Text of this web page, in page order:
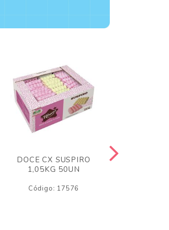
DOCE CX SUSPIRO
1,05KG 50UN
Código: 17576